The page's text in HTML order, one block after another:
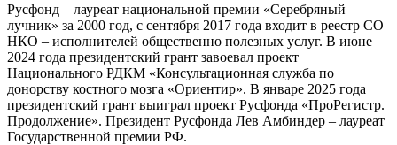
Русфонд – лауреат национальной премии «Серебряный
лучник» за 2000 год, с сентября 2017 года входит в реестр СО
НКО – исполнителей общественно полезных услуг. В июне
2024 года президентский грант завоевал проект
Национального РДКМ «Консультационная служба по
донорству костного мозга «Ориентир». В январе 2025 года
президентский грант выиграл проект Русфонда «ПроРегистр.
Продолжение». Президент Русфонда Лев Амбиндер – лауреат
Государственной премии РФ.